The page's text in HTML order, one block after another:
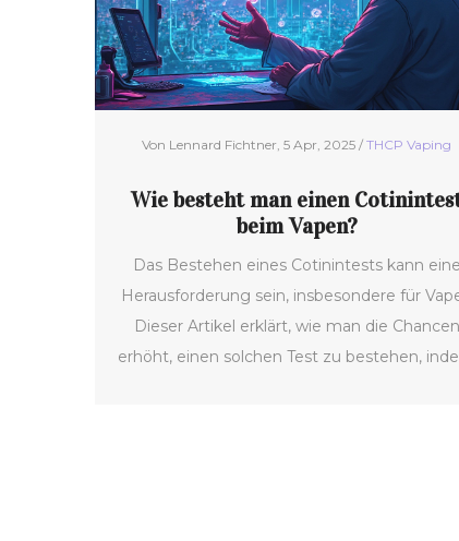
Von Lennard Fichtner, 5 Apr, 2025 / THCP Vaping
Wie besteht man einen
beim Vapen?
Das Bestehen eines Cotinintests kann eine
Herausforderung sein, insbesondere für
Dieser Artikel erklärt, wie man die Chancen
erhöht, einen solchen Test zu bestehen,